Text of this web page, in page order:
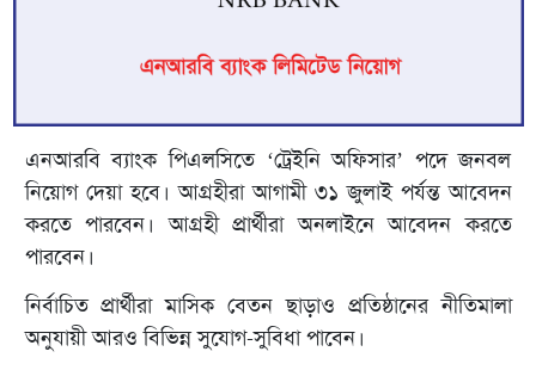
এনআরবি ব্যাংক পিএলসিতে ‘ট্রেইনি অফিসার’ পদে জনবল
নিয়োগ দেয়া হবে। আগ্রহীরা আগামী ৩১ জুলাই পর্যন্ত আবেদন
করতে পারবেন। আগ্রহী প্রার্থীরা অনলাইনে আবেদন করতে
পারবেন।
নির্বাচিত প্রার্থীরা মাসিক বেতন ছাড়াও প্রতিষ্ঠানের নীতিমালা
অনুযায়ী আরও বিভিন্ন সুযোগ-সুবিধা পাবেন।